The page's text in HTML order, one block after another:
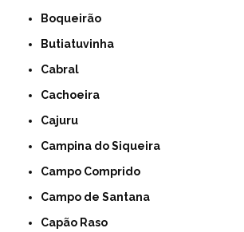
Boqueirão
Butiatuvinha
Cabral
Cachoeira
Cajuru
Campina do Siqueira
Campo Comprido
Campo de Santana
Capão Raso